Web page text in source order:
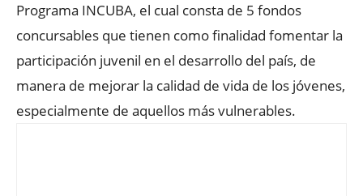
Programa INCUBA, el cual consta de 5 fondos
concursables que tienen como finalidad fomentar la
participación juvenil en el desarrollo del país, de
manera de mejorar la calidad de vida de los jóvenes,
especialmente de aquellos más vulnerables.